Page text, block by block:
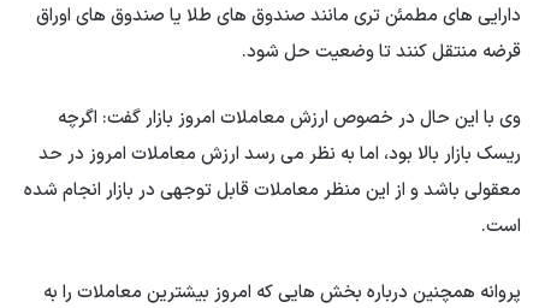
دارایی های مطمئن تری مانند صندوق های طلا یا صندوق های اوراق
قرضه منتقل کنند تا وضعیت حل شود.
وی با این حال در خصوص ارزش معاملات امروز بازار گفت: اگرچه
ریسک بازار بالا بود، اما به نظر می رسد ارزش معاملات امروز در حد
معقولی باشد و از این منظر معاملات قابل توجهی در بازار انجام شده
است.
پروانه همچنین درباره بخش هایی که امروز بیشترین معاملات را به